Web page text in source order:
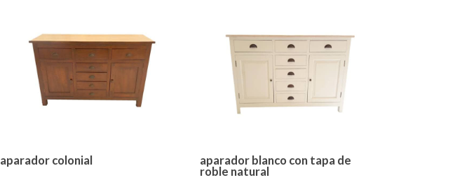
aparador colonial aparador blanco con tapa de
roble natural